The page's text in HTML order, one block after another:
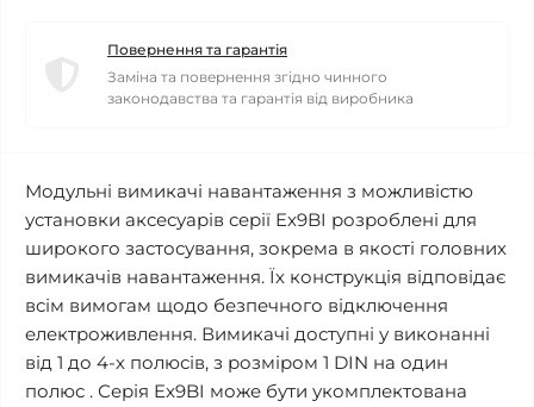
Повернення та гарантія
Заміна та повернення згідно чинного
законодавства та гарантія від виробника
Модульні вимикачі навантаження з можливістю
установки аксесуарів серії Ex9BI розроблені для
широкого застосування, зокрема в якості головних
вимикачів навантаження. Їх конструкція відповідає
всім вимогам щодо безпечного відключення
електроживлення. Вимикачі доступні у виконанні
від 1 до 4-х полюсів, з розміром 1 DIN на один
полюс . Серія Ex9BI може бути укомплектована